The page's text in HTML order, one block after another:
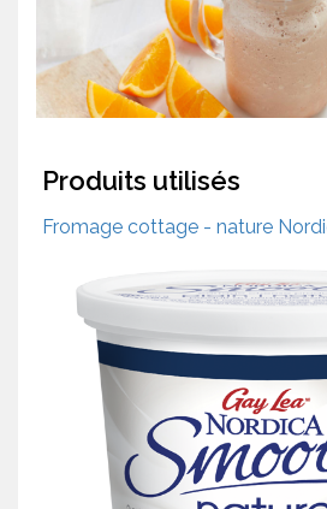
Produits utilisés
Fromage cottage - nature